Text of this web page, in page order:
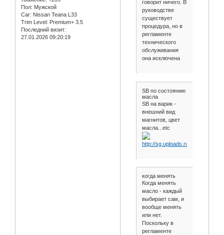
Пол: Мужской
Car: Nissan Teana L33
Trim Level: Premium+ 3.5
Последний визит:
27.01.2026 09:20:19
говорит ничего. В
руководстве
существует
процедура, но в
регламенте
технического
обслуживания
она исключена
SB по состоянию
масла
SB на варик -
внешний вид
магнитов, цвет
масла...etc
когда менять
Когда менять
масло - каждый
выбирает сам, и
вообще менять
или нет.
Поскольку в
регламенте